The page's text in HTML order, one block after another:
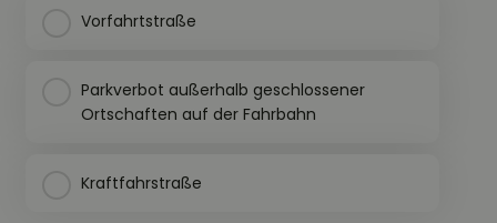
Vorfahrtstraße
Parkverbot außerhalb geschlossener
Ortschaften auf der Fahrbahn
Kraftfahrstraße